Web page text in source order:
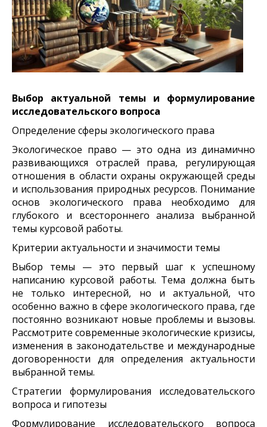
Выбор актуальной темы и формулирование
исследовательского вопроса
Определение сферы экологического права
Экологическое право — это одна из динамично
развивающихся отраслей права, регулирующая
отношения в области охраны окружающей среды
и использования природных ресурсов. Понимание
основ экологического права необходимо для
глубокого и всестороннего анализа выбранной
темы курсовой работы.
Критерии актуальности и значимости темы
Выбор темы — это первый шаг к успешному
написанию курсовой работы. Тема должна быть
не только интересной, но и актуальной, что
особенно важно в сфере экологического права, где
постоянно возникают новые проблемы и вызовы.
Рассмотрите современные экологические кризисы,
изменения в законодательстве и международные
договоренности для определения актуальности
выбранной темы.
Стратегии формулирования исследовательского
вопроса и гипотезы
Формулирование исследовательского вопроса